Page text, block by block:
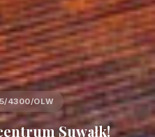
4300/OLW
Suwałk!